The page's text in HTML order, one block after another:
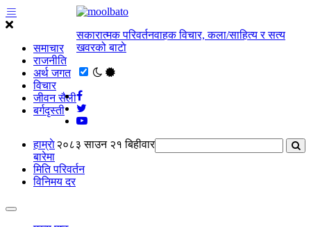
समाचार
राजनीति
अर्थ जगत
विचार
जीवन सैली
बर्गदृस्ती
सकारात्मक परिवर्तनवाहक विचार, कला/साहित्य र सत्य
खवरको बाटाे
२०८३ साउन २१ बिहीवार
हाम्राे
बारेमा
मिति परिवर्तन
विनिमय दर